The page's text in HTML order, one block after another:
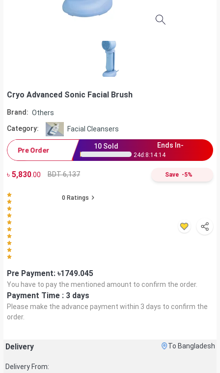
Cryo Advanced Sonic Facial Brush
Brand: Others
Category: Facial Cleansers
Pre Order 10Sold Ends In-
24d:8:14:14
৳ 5,830.00 BDT 6,137 Save -5%
0 Ratings
Pre Payment: ৳1749.045
You have to pay the mentioned amount to confirm the order.
Payment Time : 3 days
Please make the advance payment within 3 days to confirm the
order.
Delivery To Bangladesh
Delivery From: